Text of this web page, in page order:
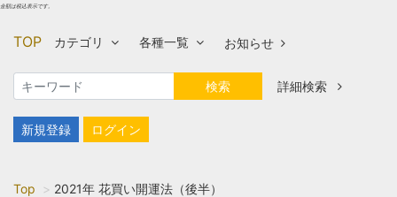
金額は税込表示です。
TOP カテゴリ 各種一覧 お知らせ
検索 詳細検索
新規登録 ログイン
Top 2021年 花買い開運法（後半）